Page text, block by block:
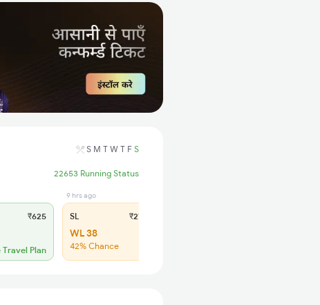
S M T W T F S
22653 Running Status
₹625
Plan
9 hrs ago
SL ₹270
WL 38
42% Chance